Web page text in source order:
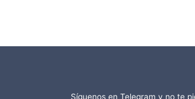
Síguenos en Telegram y no te